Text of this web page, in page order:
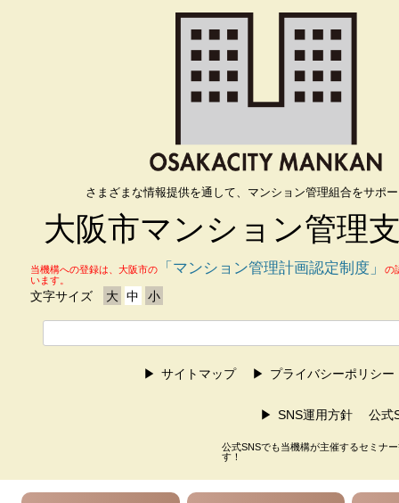
さまざまな情報提供を通して、マンション管理組合をサポ
大阪市マンション管理
当機構への登録は、大阪市の 「マンション管理計画認定制度」
の
います。
文字サイズ 大 中 小
サイトマップ プライバシーポリシー
SNS運用方針 公式
公式SNSでも当機構が主催するセミナ
す！